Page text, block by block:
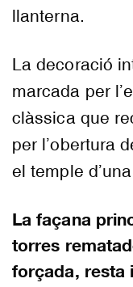
llanterna.
La decoració
marcada per
clàssica que
per l’obertura
el temple
La façana
torres
forçada, resta